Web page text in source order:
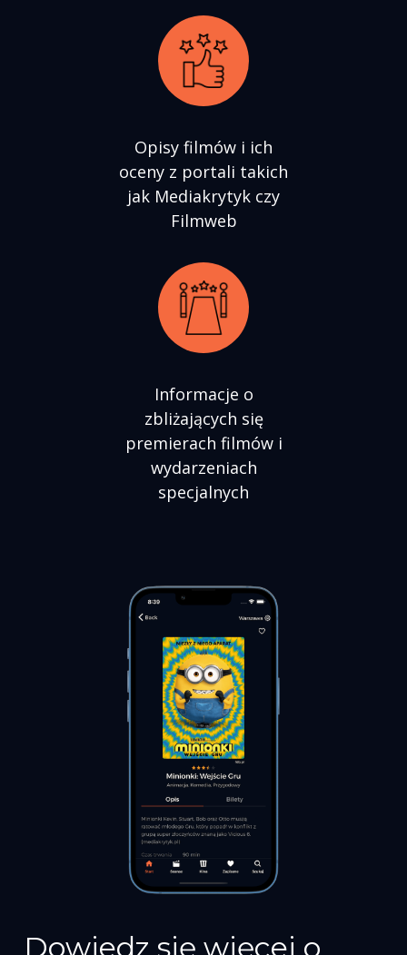
Opisy filmów i ich
oceny z portali takich
jak Mediakrytyk czy
Filmweb
Informacje o
zbliżających się
premierach filmów i
wydarzeniach
specjalnych
Dowiedz się więcej o